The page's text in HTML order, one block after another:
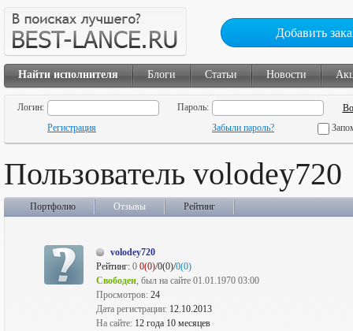
Добавить
Найти исполнителя Блоги Статьи Новости
Логин:
Пароль:
Регистрация
Забыли пароль?
Пользователь volodey720
Портфолио Отзывы Рейтинг
volodey720
Рейтинг: 0 0(0)/0(0)/0(0)
Свободен, был на сайте 01.01.1970 03:00
Просмотров: 24
Дата регистрации: 12.10.2013
На сайте: 12 года 10 месяцев